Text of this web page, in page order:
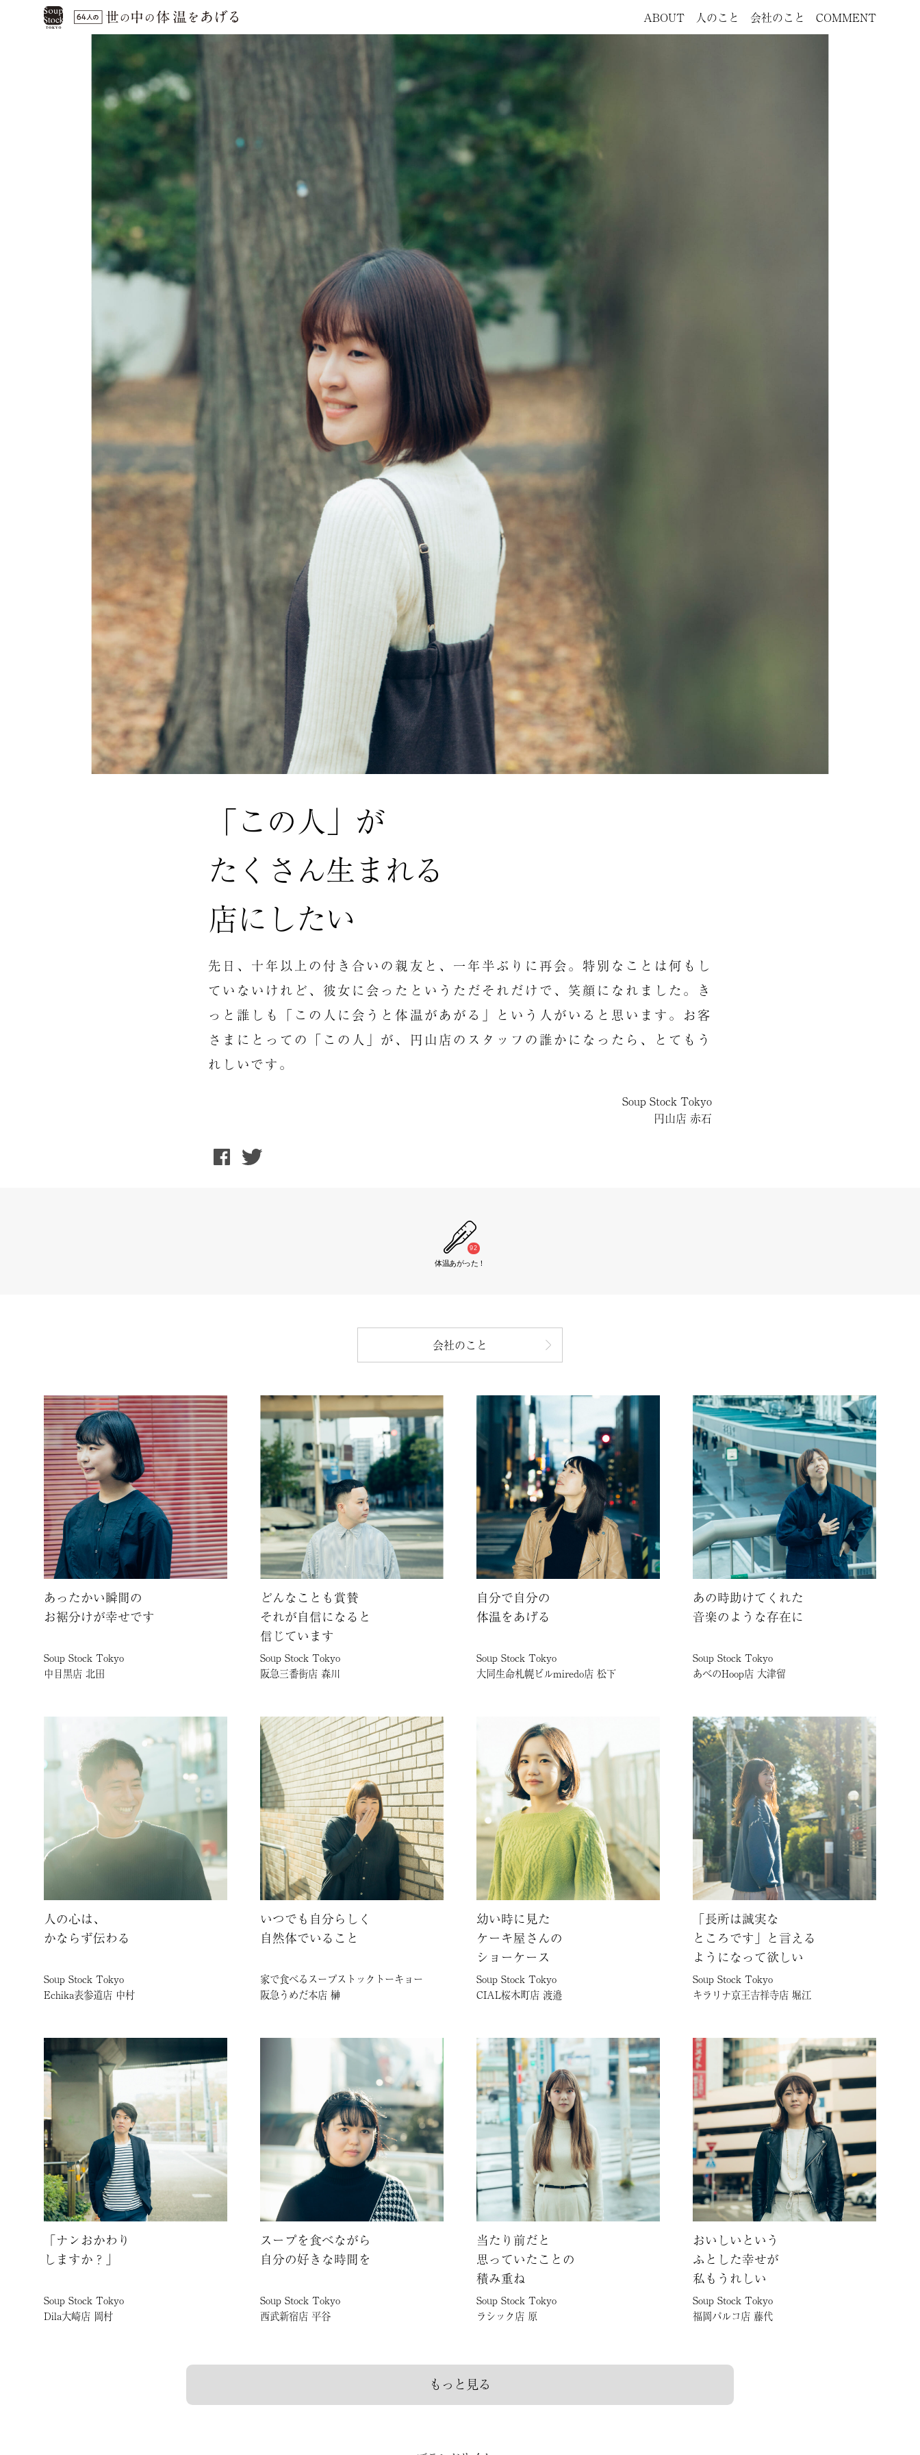
ABOUT 人のこと 会社のこと COMMENT
「この人」が
たくさん生まれる
店にしたい
先日、十年以上の付き合いの親友と、一年半ぶりに再会。特別なことは何もし
ていないけれど、彼女に会ったというただそれだけで、笑顔になれました。き
っと誰しも「この人に会うと体温があがる」という人がいると思います。お客
さまにとっての「この人」が、円山店のスタッフの誰かになったら、とてもう
れしいです。
Soup Stock Tokyo
円山店 赤石
92
体温あがった！
会社のこと
あったかい瞬間の
お裾分けが幸せです
Soup Stock Tokyo
中目黒店 北田
どんなことも賞賛
それが自信になると
信じています
Soup Stock Tokyo
阪急三番街店 森川
自分で自分の
体温をあげる
Soup Stock Tokyo
大同生命札幌ビルmiredo店 松下
あの時助けてくれた
音楽のような存在に
Soup Stock Tokyo
あべのHoop店 大津留
人の心は、
かならず伝わる
Soup Stock Tokyo
Echika表参道店 中村
いつでも自分らしく
自然体でいること
家で食べるスープストックトーキョー
阪急うめだ本店 榊
幼い時に見た
ケーキ屋さんの
ショーケース
Soup Stock Tokyo
CIAL桜木町店 渡邉
「長所は誠実な
ところです」と言える
ようになって欲しい
Soup Stock Tokyo
キラリナ京王吉祥寺店 堀江
「ナンおかわり
しますか？」
Soup Stock Tokyo
Dila大崎店 岡村
スープを食べながら
自分の好きな時間を
Soup Stock Tokyo
西武新宿店 平谷
当たり前だと
思っていたことの
積み重ね
Soup Stock Tokyo
ラシック店 原
おいしいという
ふとした幸せが
私もうれしい
Soup Stock Tokyo
福岡パルコ店 藤代
もっと見る